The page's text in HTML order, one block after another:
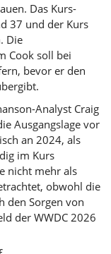
Das Kurs-
37 und der Kurs
Die
Cook soll bei
bevor er den
Analyst Craig
Ausgangslage vor
an 2024, als
im Kurs
nicht mehr als
obwohl die
den Sorgen von
der WWDC 2026